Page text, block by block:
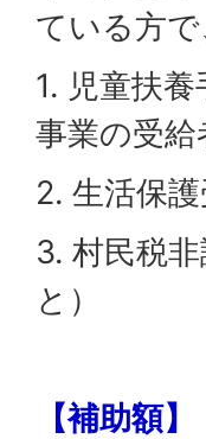
ている方
1. 児童扶
事業の受給
2. 生活保
3. 村民税
と）
【補助額】